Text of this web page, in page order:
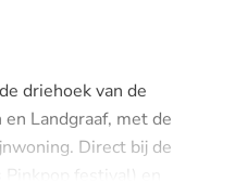
driehoek van de
Landgraaf, met de
Direct bij de
festival) en